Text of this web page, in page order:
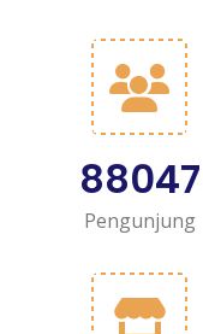
88047
Pengunjung